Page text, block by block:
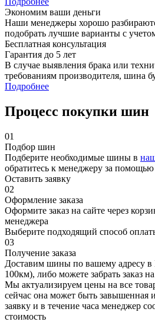
Экономим ваши деньги
Наши менеджеры хорошо
подобрать лучшие варианты с
Бесплатная консультация
Гарантия до 5 лет
В случае выявления брака или
требованиям производителя, шина
Подробнее
Процесс покупки шин
01
Подбор шин
Подберите необходимые шины в
обратитесь к менеджеру за помощью
Оставить заявку
02
Оформление заказа
Оформите заказ на сайте через
менеджера
Выберите подходящий способ
03
Получение заказа
Доставим шины по вашему адресу
100км), либо можете забрать заказ на
Мы актуализируем цены на все
сейчас она может быть завышенная
заявку и в течение часа менеджер
стоимость